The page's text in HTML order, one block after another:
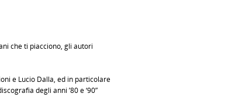
che ti piacciono, gli autori
e Lucio Dalla, ed in particolare
degli anni ’80 e ‘90”